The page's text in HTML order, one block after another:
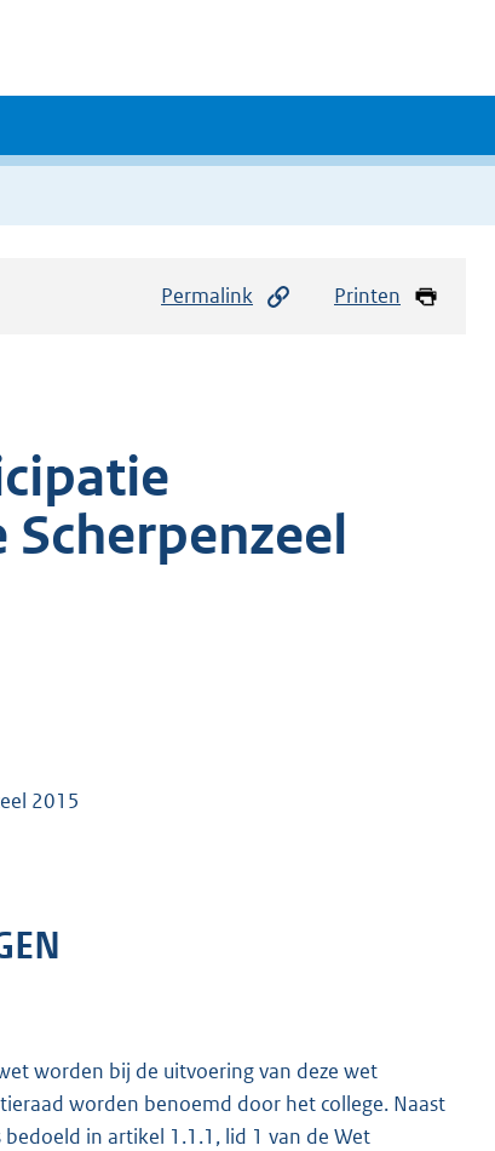
Permalink Printen
2015
worden bij de uitvoering van deze wet
worden benoemd door het college. Naast
in artikel 1.1.1, lid 1 van de Wet